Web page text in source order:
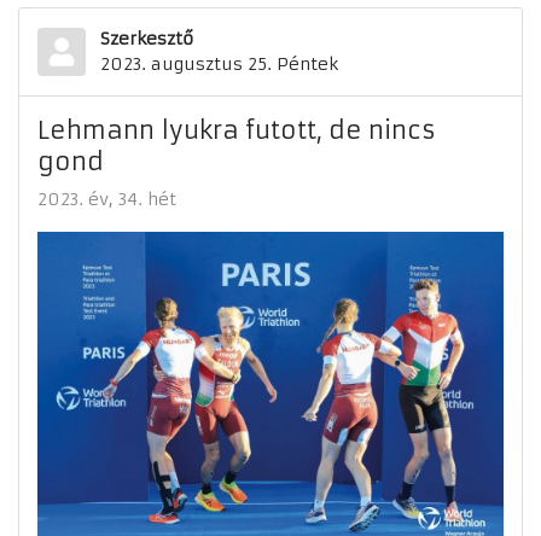
Szerkesztő
2023. augusztus 25. Péntek
Lehmann lyukra futott, de nincs
gond
2023. év 34. hét